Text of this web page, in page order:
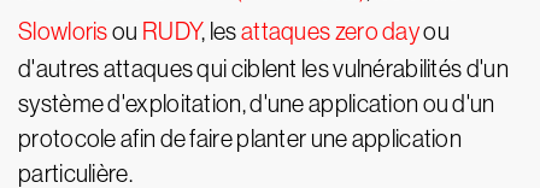
Slowlorisou RUDY, lesattaques zero dayou
d'autres attaques qui ciblent les vulnérabilités d'un
système d'exploitation, d'une application ou d'un
protocole afin de faire planter une application
particulière.